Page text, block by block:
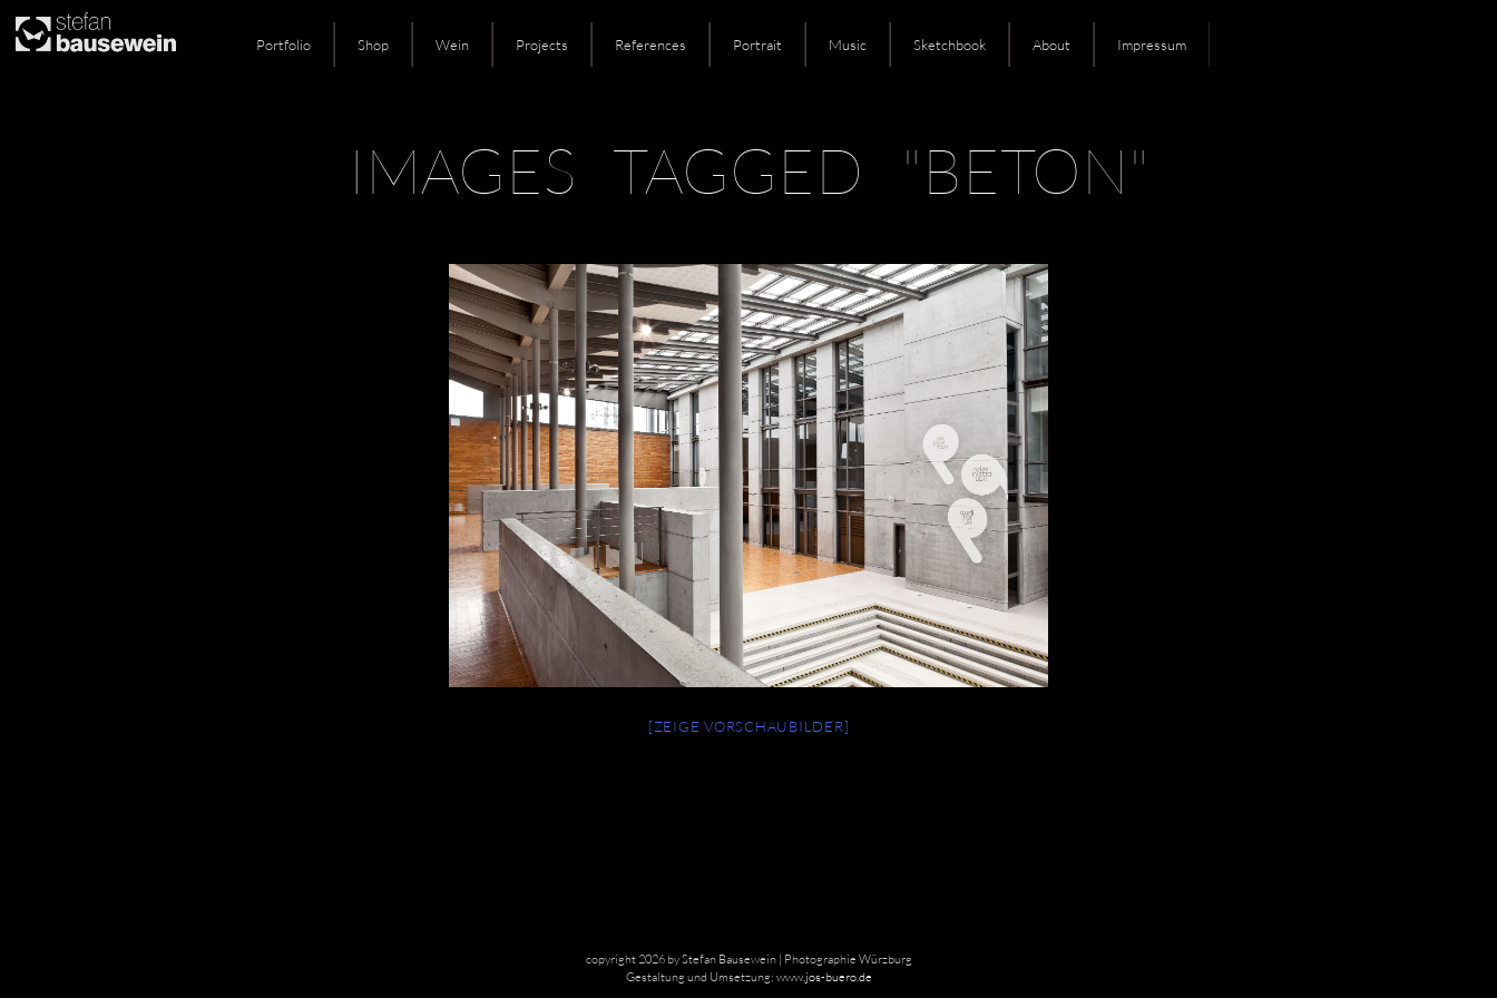
Portfolio Shop Wein Projects References Portrait Music Sketchbook About Impressum
IMAGES TAGGED "BETON"
[ZEIGE VORSCHAUBILDER]
copyright 2026 by Stefan Bausewein | Photographie Würzburg
Gestaltung und Umsetzung: www.jos-buero.de